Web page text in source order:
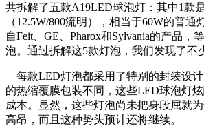
共拆解了五款A19LED球泡灯：其中1款
（12.5W/800流明），相当于60W的普
自Feit、GE、Pharox和Sylvania的产品，
泡。通过拆解这5款灯泡，我们发现了不
每款LED灯泡都采用了特别的封装设
的热缩覆膜包装不同，这些LED球泡灯
成本。显然，这些灯泡尚未把身段屈就
高昂，而且这种势头预计还将继续。